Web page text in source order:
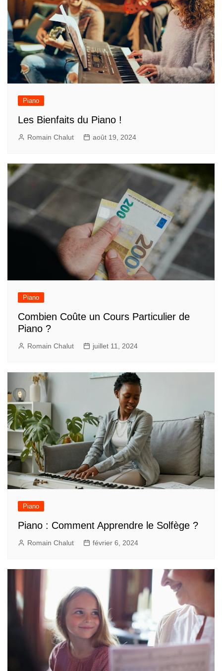
Piano
Les Bienfaits du Piano !
Romain Chalut août 19, 2024
Piano
Combien Coûte un Cours Particulier de
Piano ?
Romain Chalut juillet 11, 2024
Piano
Piano : Comment Apprendre le Solfège ?
Romain Chalut février 6, 2024